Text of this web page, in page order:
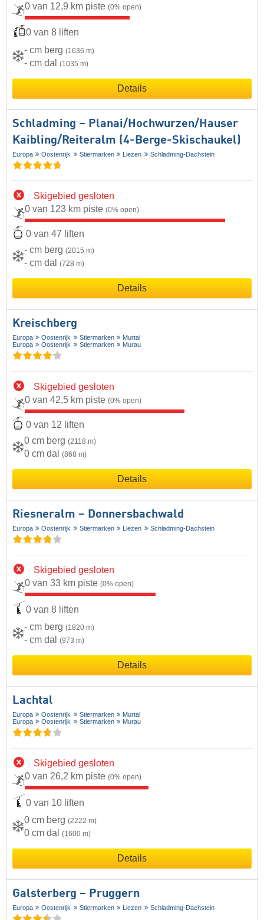
0 van 12,9 km piste (0% open)
0 van 8 liften
- cm berg (1636 m)
- cm dal (1035 m)
Details
Schladming – Planai/​Hochwurzen/​Hauser
Kaibling/​Reiteralm (4-Berge-Skischaukel)
Europa Oostenrijk Stiermarken Liezen Schladming-Dachstein
Skigebied gesloten
0 van 123 km piste (0% open)
0 van 47 liften
- cm berg (2015 m)
- cm dal (728 m)
Details
Kreischberg
Europa Oostenrijk Stiermarken
Murtal
Europa
Oostenrijk Stiermarken Murau
Skigebied gesloten
0 van 42,5 km piste (0% open)
0 van 12 liften
0 cm berg (2118 m)
0 cm dal (868 m)
Details
Riesneralm – Donnersbachwald
Europa Oostenrijk Stiermarken Liezen Schladming-Dachstein
Skigebied gesloten
0 van 33 km piste (0% open)
0 van 8 liften
- cm berg (1820 m)
- cm dal (973 m)
Details
Lachtal
Europa Oostenrijk Stiermarken
Murtal
Europa
Oostenrijk Stiermarken Murau
Skigebied gesloten
0 van 26,2 km piste (0% open)
0 van 10 liften
0 cm berg (2222 m)
0 cm dal (1600 m)
Details
Galsterberg – Pruggern
Europa Oostenrijk Stiermarken Liezen Schladming-Dachstein